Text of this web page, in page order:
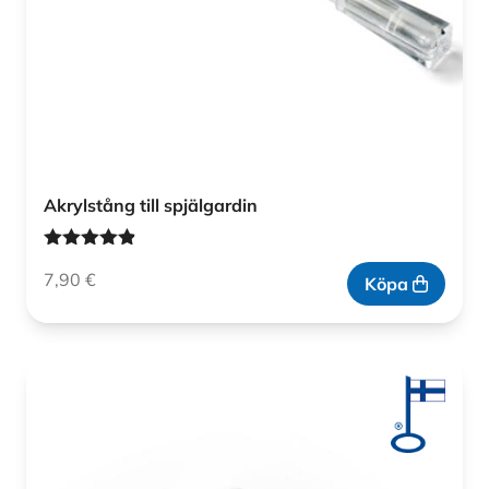
Akrylstång till spjälgardin
4.83av 5
7,90 € Köpa